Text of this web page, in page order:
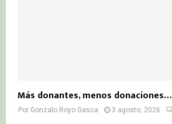
Más donantes, menos donaciones…
Por Gonzalo Royo Gasca 3 agosto, 2026